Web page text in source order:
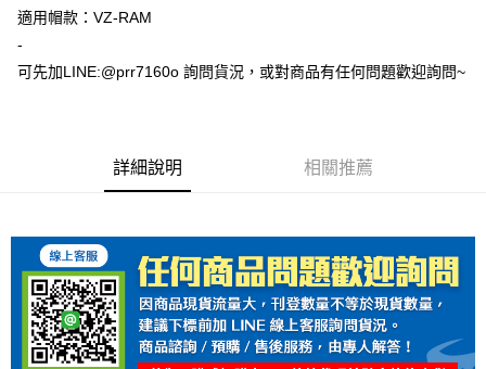
全家取貨付款(安全帽一頂以上請選宅配)
每筆NT$60，滿NT$1,000(含以上)免運費
每筆NT$100，滿NT$1,000(含以上)免運費
適用帽款：VZ-RAM
-
可先加LINE:@prr7160o 詢問貨況，或對商品有任何問題歡迎詢問~
詳細說明 相關推薦